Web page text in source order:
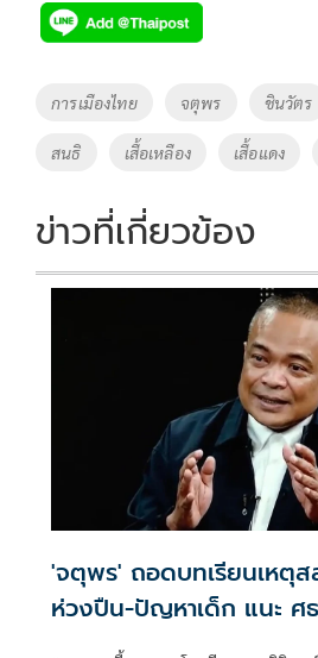
e
b
o
o
k
tt
er
p
y
Li
n
k
Tags
การเมืองไทย จตุพร ชินวัตร
สนธิ เสื้อเหลือง เสื้อแดง
ข่าวที่เกี่ยวข้อง
'จตุพร' ถอดบทเรียนเหตุส
ห่วงปืน-ปัญหาเด็ก แนะ ศ